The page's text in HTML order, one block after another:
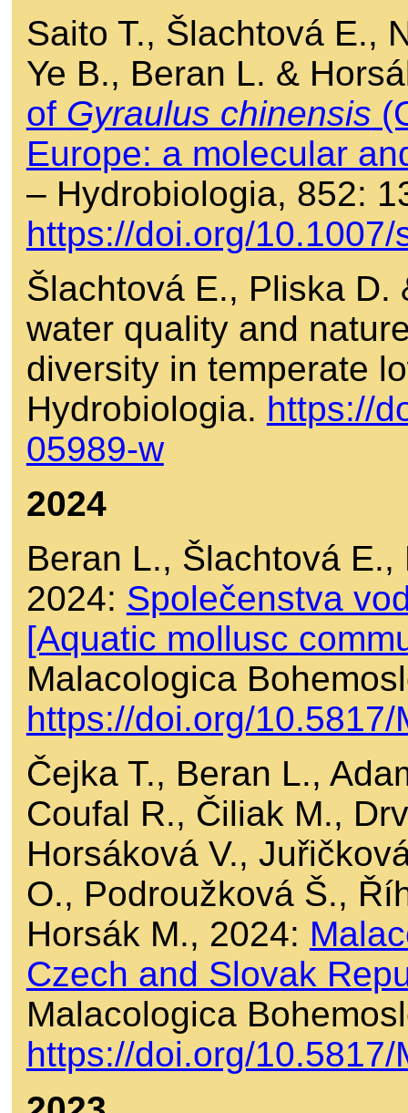
Saito T., Šlachtová E.,
Ye B., Beran L. &
of Gyraulus chinensis
Europe: a molecular
– Hydrobiologia, 852:
https://doi.org/
Šlachtová E., Pliska D.
water quality and
diversity in temperate
Hydrobiologia. https://
05989-w
2024
Beran L., Šlachtová
2024: Společenstva
[Aquatic mollusc
Malacologica
https://doi.org/10.5817/
Čejka T., Beran L.,
Coufal R., Čiliak M.,
Horsáková V.,
O., Podroužková Š.,
Horsák M., 2024:
Czech and Slovak
Malacologica
https://doi.org/